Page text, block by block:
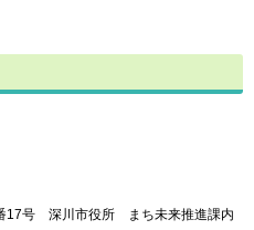
17号 深川市役所 まち未来推進課内